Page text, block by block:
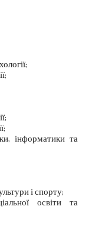
інформатики та
і спорту;
освіти та